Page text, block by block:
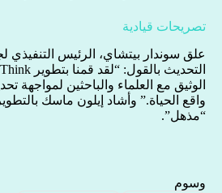
تصريحات قيادية
علق سوندار بيتشاي، الرئيس التنفيذي
الوثيق مع العلماء والباحثين لمواجهة
واقع الحياة.” وأشاد إيلون ماسك
“مذهل”.
وسوم